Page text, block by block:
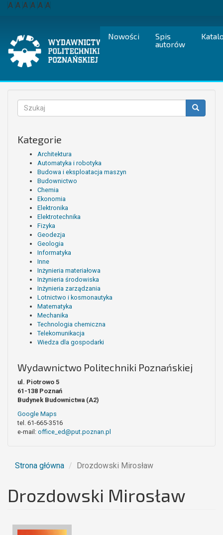
Przejdź
A A A A A A
Nowości
Spis
autorów
Formularz
wyszukiwania
Kategorie
Architektura
Automatyka i robotyka
Budowa i eksploatacja maszyn
Budownictwo
Chemia
Ekonomia
Elektronika
Elektrotechnika
Fizyka
Geodezja
Geologia
Informatyka
Inne
Inżynieria materiałowa
Inżynieria środowiska
Inżynieria zarządzania
Lotnictwo i kosmonautyka
Matematyka
Mechanika
Technologia chemiczna
Telekomunikacja
Wiedza dla gospodarki
Wydawnictwo Politechniki Poznańskiej
ul. Piotrowo 5
61-138 Poznań
Budynek Budownictwa (A2)
Google Maps
tel. 61-665-3516
e-mail: office_ed@put.poznan.pl
Strona główna Drozdowski Mirosław
Drozdowski Mirosław